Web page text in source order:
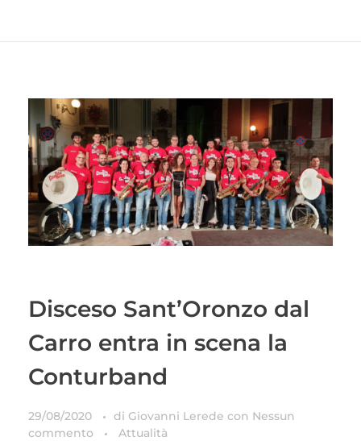
Disceso Sant’Oronzo dal
Carro entra in scena la
Conturband
29/08/2020 di Giovanni Lerede con Nessun
commento
Attualità